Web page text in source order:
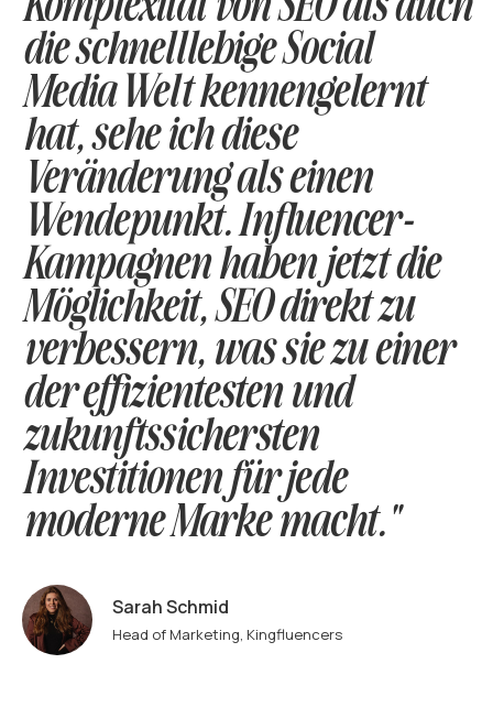
die schnelllebige Social
Media Welt kennengelernt
hat, sehe ich diese
Veränderung als einen
Wendepunkt. Influencer-
Kampagnen haben jetzt die
Möglichkeit, SEO direkt zu
verbessern, was sie zu einer
der effizientesten und
zukunftssichersten
Investitionen für jede
moderne Marke macht."
Sarah Schmid
Head of Marketing, Kingfluencers